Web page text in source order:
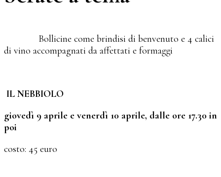
Bollicine come brindisi di benvenuto e 4 calici
di vino accompagnati da affettati e formaggi
IL NEBBIOLO
giovedì 9 aprile e venerdì 10 aprile, dalle ore 17.30 in
poi
costo: 45 euro